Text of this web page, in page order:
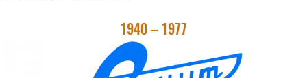
1940 – 1977